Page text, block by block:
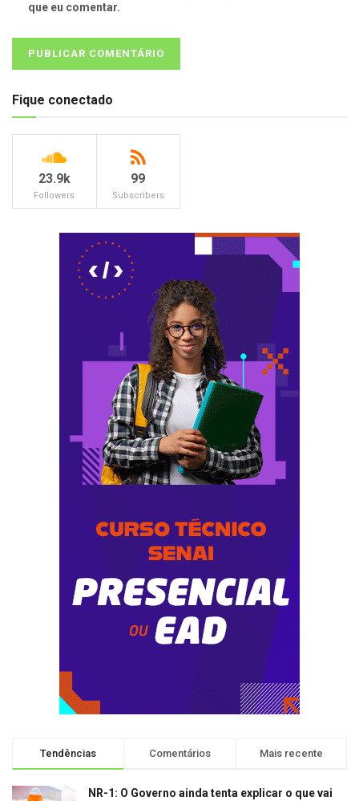
que eu comentar.
Fique conectado
23.9k
Followers
99
Subscribers
Tendências Comentários Mais recente
NR-1: O Governo ainda tenta explicar o que vai